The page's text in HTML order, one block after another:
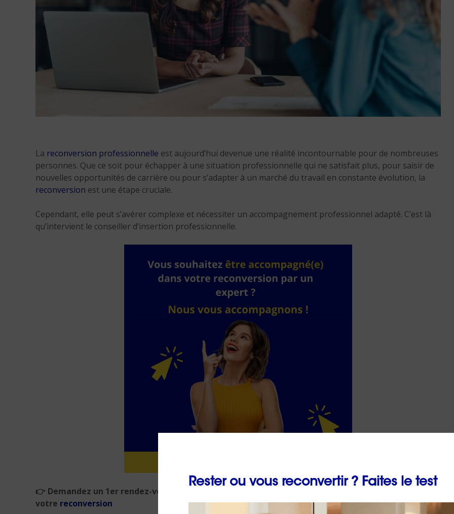
La reconversion professionnelle est aujourd’hui devenue une réalité incontournable pour de nombreuses
personnes. Que ce soit pour échapper à une situation professionnelle qui ne satisfait plus, pour saisir de
nouvelles opportunités de carrière ou pour s’adapter à un marché du travail en constante évolution, la
reconversion est une étape cruciale.
Cependant, elle peut s’avérer complexe et nécessiter un accompagnement professionnel adapté. C’est là
qu’intervient le conseiller d’insertion professionnelle.
👉 Demandez un 1er rendez-vous gratuit et sans engagement pour être accompagné(e) dans
votre reconversion
Martinique
9 min. de lecture
Rester ou vous reconvertir ? Faites le test